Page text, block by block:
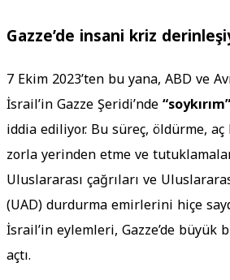
Gazze’de insani kriz
7 Ekim 2023’ten bu yana, ABD ve
İsrail’in Gazze Şeridi’nde“soykırım”
iddia ediliyor. Bu süreç, öldürme, aç
zorla yerinden etme ve
Uluslararası çağrıları ve
(UAD) durdurma emirlerini hiçe
İsrail’in eylemleri, Gazze’de
açtı.